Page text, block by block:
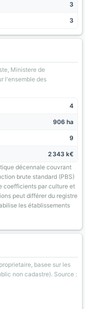
3
3
Ministere de
l'ensemble des
4
906 ha
9
2 343 k€
décennale couvrant
brute standard (PBS)
coefficients par culture et
peut différer du registre
les établissements
basee sur les
non cadastre). Source :